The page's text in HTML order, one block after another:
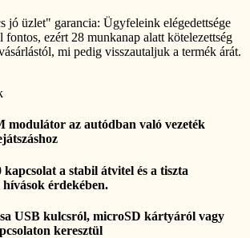
jó üzlet" garancia: Ügyfeleink elégedettsége
ezért 28 munkanap alatt kötelezettség
mi pedig visszautaljuk a termék árát.
modulátor az autódban való vezeték
a stabil átvitel és a tiszta
érdekében.
USB kulcsról, microSD kártyáról vagy
keresztül